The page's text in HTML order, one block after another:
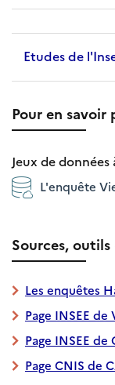
Etudes de
Pour en savoir
Jeux de
L'enquête
Sources,
Les enquêtes
Page INSEE de
Page INSEE de
Page CNIS de